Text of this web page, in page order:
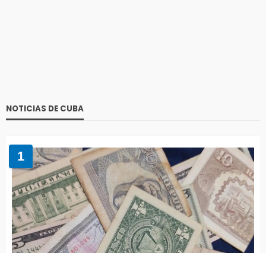
NOTICIAS DE CUBA
1